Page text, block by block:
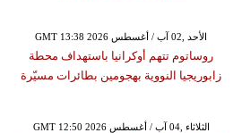
GMT 13:38 2026 الأحد ,02 آب / أغسطس
روساتوم تتهم أوكرانيا باستهداف محطة
زابوريجيا النووية بهجومين بطائرات مسيّرة
GMT 12:50 2026 الثلاثاء ,04 آب / أغسطس